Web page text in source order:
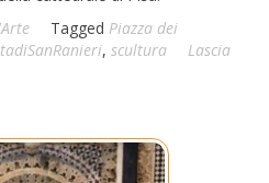
Tagged Piazza dei
, scultura
Lascia